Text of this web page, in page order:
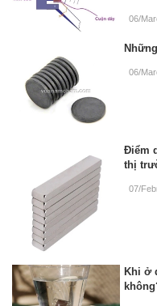
06/
06/
Điểm
thị
07/
Khi ở